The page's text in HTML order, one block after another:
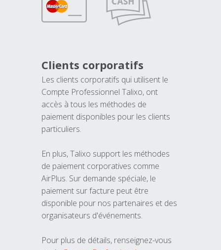
Clients corporatifs
Les clients corporatifs qui utilisent le
Compte Professionnel Talixo, ont
accès à tous les méthodes de
paiement disponibles pour les clients
particuliers.
En plus, Talixo support les méthodes
de paiement corporatives comme
AirPlus. Sur demande spéciale, le
paiement sur facture peut être
disponible pour nos partenaires et des
organisateurs d'événements.
Pour plus de détails, renseignez-vous